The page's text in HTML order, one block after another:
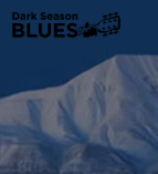
Ga
naar
inhoud